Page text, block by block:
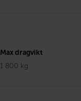
Max dragvikt
1 800 kg